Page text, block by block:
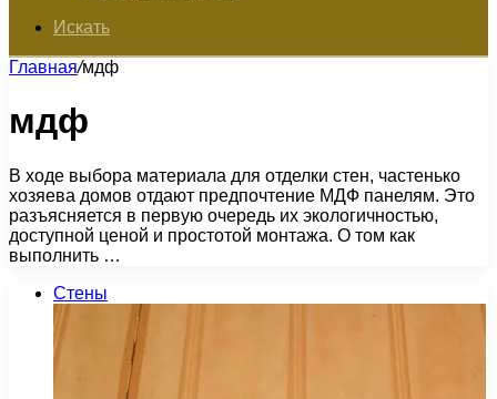
Искать
Главная/мдф
мдф
В ходе выбора материала для отделки стен, частенько
хозяева домов отдают предпочтение МДФ панелям. Это
разъясняется в первую очередь их экологичностью,
доступной ценой и простотой монтажа. О том как
выполнить …
Стены